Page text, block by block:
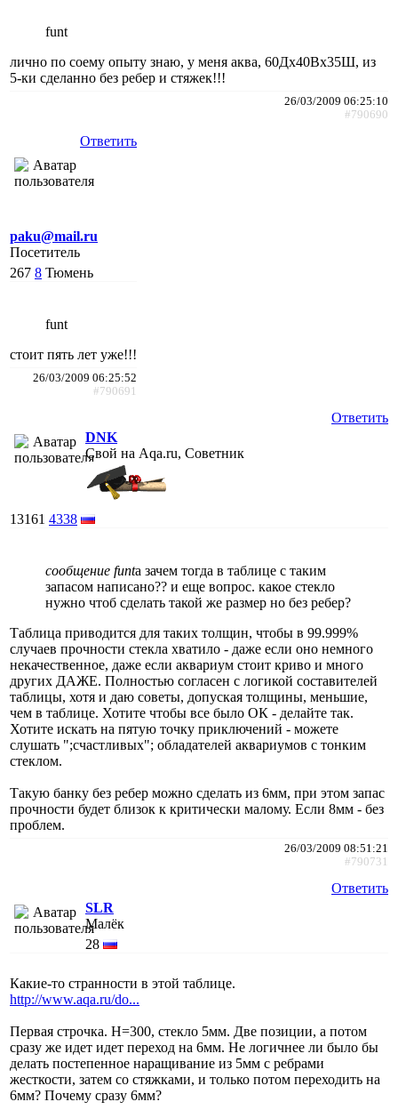
funt
лично по соему опыту знаю, у меня аква, 60Дх40Вх35Ш, из
5-ки сделанно без ребер и стяжек!!!
26/03/2009 06:25:10
#790690
Ответить
paku@mail.ru
Посетитель
267 8 Тюмень
funt
стоит пять лет уже!!!
26/03/2009 06:25:52
#790691
Ответить
DNK
Свой на Aqa.ru, Советник
13161 4338
сообщение funtа зачем тогда в таблице с таким
запасом написано?? и еще вопрос. какое стекло
нужно чтоб сделать такой же размер но без ребер?
Таблица приводится для таких толщин, чтобы в 99.999%
случаев прочности стекла хватило - даже если оно немного
некачественное, даже если аквариум стоит криво и много
других ДАЖЕ. Полностью согласен с логикой составителей
таблицы, хотя и даю советы, допуская толщины, меньшие,
чем в таблице. Хотите чтобы все было ОК - делайте так.
Хотите искать на пятую точку приключений - можете
слушать ";счастливых"; обладателей аквариумов с тонким
стеклом.
Такую банку без ребер можно сделать из 6мм, при этом запас
прочности будет близок к критически малому. Если 8мм - без
проблем.
26/03/2009 08:51:21
#790731
Ответить
SLR
Малёк
28
Какие-то странности в этой таблице.
http://www.aqa.ru/do...
Первая строчка. H=300, стекло 5мм. Две позиции, а потом
сразу же идет идет переход на 6мм. Не логичнее ли было бы
делать постепенное наращивание из 5мм с ребрами
жесткости, затем со стяжками, и только потом переходить на
6мм? Почему сразу 6мм?